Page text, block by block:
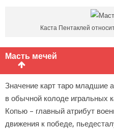
Каста Пентаклей
Масть мечей
Значение карт таро младшие
в обычной колоде игральных
Копью – главный атрибут
движения к победе,